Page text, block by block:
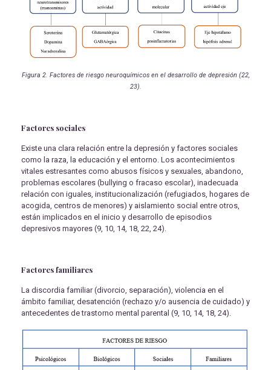
Figura 2. Factores de riesgo neuroquímicos en el desarrollo de depresión (22,
23).
Factores sociales
Existe una clara relación entre la depresión y factores sociales
como la raza, la educación y el entorno. Los acontecimientos
vitales estresantes como abusos físicos y sexuales, abandono,
problemas escolares (bullying o fracaso escolar), inadecuada
relación con iguales, institucionalización (refugiados, hogares de
acogida, centros de menores) y aislamiento social entre otros,
están implicados en el inicio y desarrollo de episodios
depresivos mayores (9, 10, 14, 18, 22, 24).
Factores familiares
La discordia familiar (divorcio, separación), violencia en el
ámbito familiar, desatención (rechazo y/o ausencia de cuidado) y
antecedentes de trastorno mental parental (9, 10, 14, 18, 24).